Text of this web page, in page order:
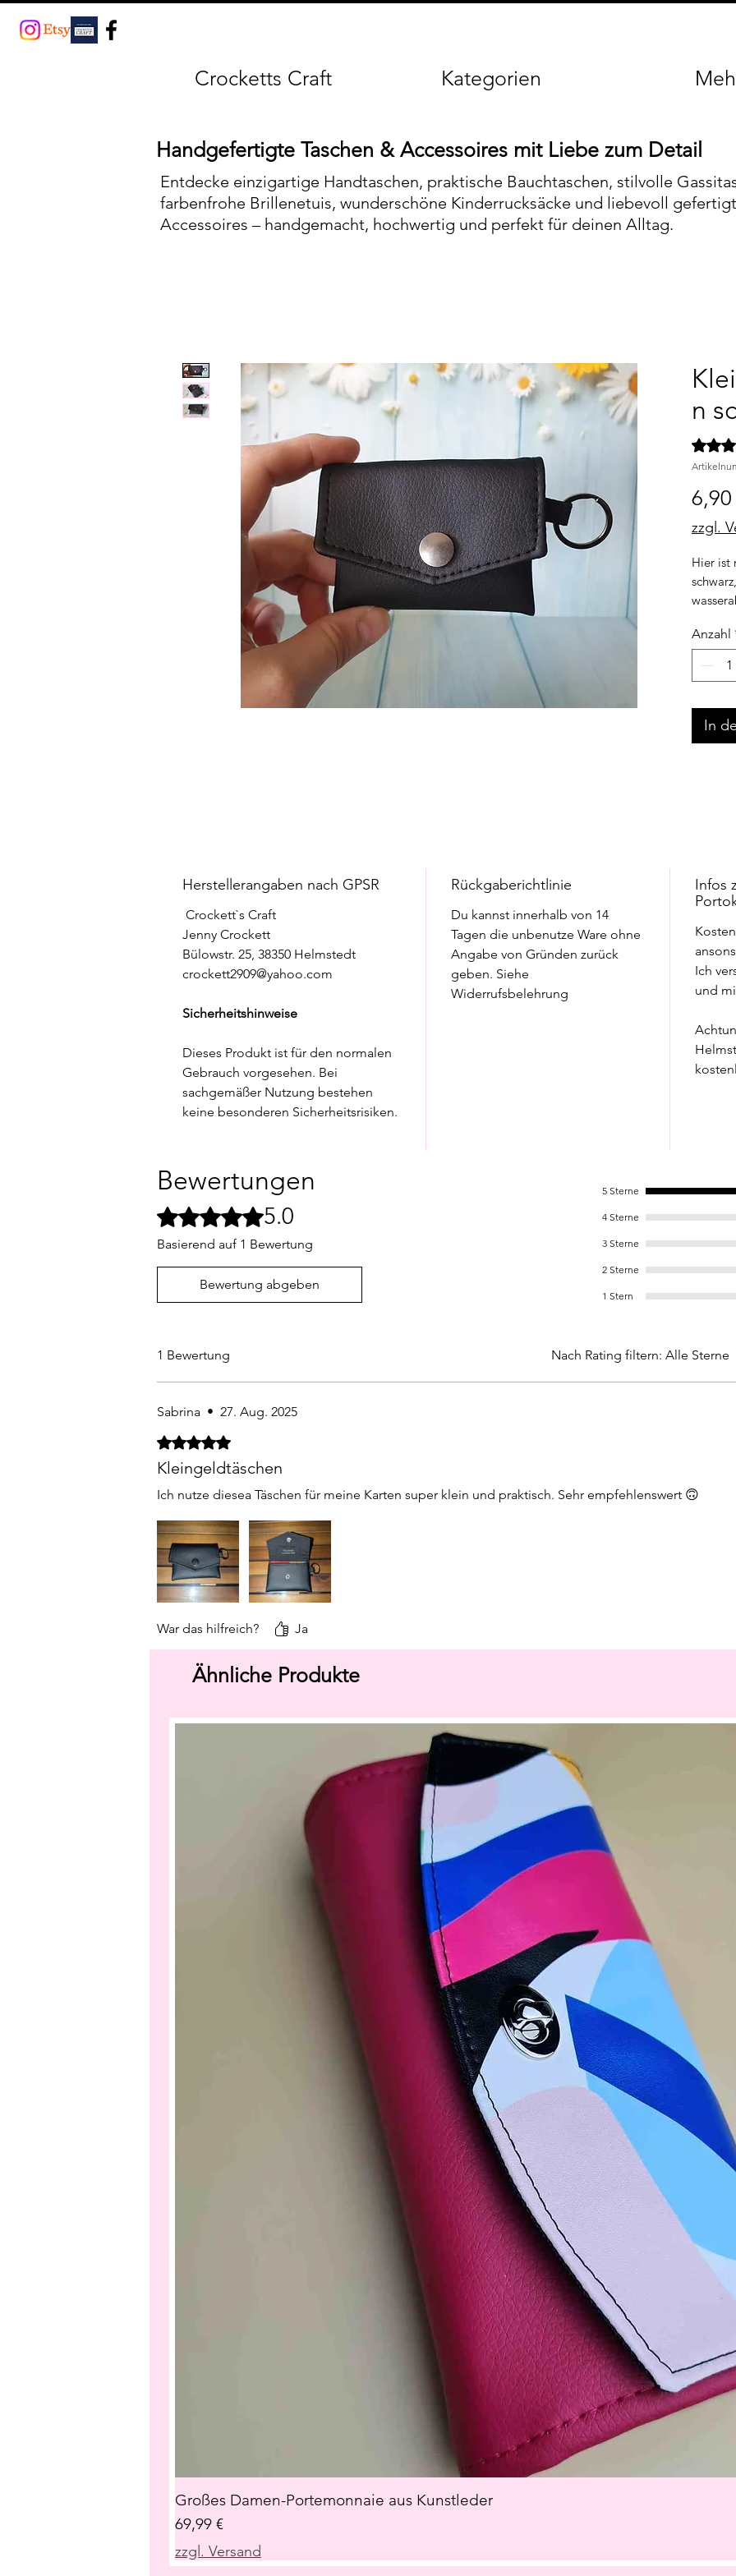
Crocketts Craft Kategorien
Handgefertigte Taschen & Accessoires mit Liebe zum Detail
Entdecke einzigartige Handtaschen, praktische Bauchtaschen, stilvolle
farbenfrohe Brillenetuis, wunderschöne Kinderrucksäcke und liebevoll
Accessoires – handgemacht, hochwertig und perfekt für deinen Alltag.
n
Das
6,90
zzgl.
Hier ist
metal
deiner
In das
Anzahl
In
Herstellerangaben nach GPSR
Crockett`s Craft
Jenny Crockett
Bülowstr. 25, 38350 Helmstedt
crockett2909@yahoo.com
Sicherheitshinweise
Dieses Produkt ist für den normalen
Gebrauch vorgesehen. Bei
sachgemäßer Nutzung bestehen
keine besonderen Sicherheitsrisiken.
Rückgaberichtlinie
Du kannst innerhalb von 14
Tagen die unbenutze Ware ohne
Angabe von Gründen zurück
geben. Siehe
Widerrufsbelehrung
Infos
Ich
und
Bewertungen
Mit 5 von 5 Sternen bewertet.
5.0
Basierend auf 1 Bewertung
Bewertung abgeben
5 Sterne
4 Sterne
3 Sterne
2 Sterne
1 Stern
1 Bewertung Nach Rating filtern: Alle Sterne
Sabrina • 27. Aug. 2025
Mit 5 von 5 Sternen bewertet.
Kleingeldtäschen
Ich nutze diesea Täschen für meine Karten super klein und praktisch. Sehr empfehlenswert 🙃
War das hilfreich? Ja
Ähnliche Produkte
Großes Damen-Portemonnaie aus Kunstleder
Preis
69,99 €
zzgl. Versand